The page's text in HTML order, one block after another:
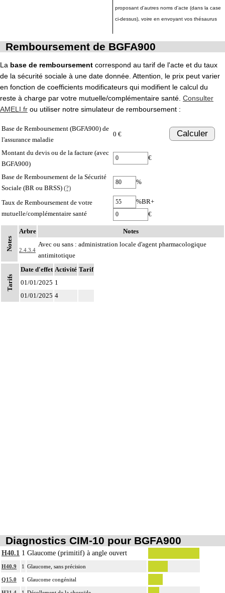
proposant d'autres noms d'acte (dans la case
ci-dessus), voire en envoyant vos thésaurus
Remboursement de BGFA900
La base de remboursement correspond au tarif de l'acte et du taux
de la sécurité sociale à une date donnée. Attention, le prix peut varier
en fonction de coefficients modificateurs qui modifient le calcul du
reste à charge par votre mutuelle/complémentaire santé. Consulter
AMELI.fr ou utiliser notre simulateur de remboursement :
Base de Remboursement (BGFA900) de
l'assurance maladie
0 € Calculer
Montant du devis ou de la facture (avec
BGFA900)
€
Base de Remboursement de la Sécurité
Sociale (BR ou BRSS) (?)
%
Taux de Remboursement de votre
mutuelle/complémentaire santé
%BR+
€
Notes
Arbre Notes
2.4.3.4
Avec ou sans : administration locale d'agent pharmacologique
antimitotique
Tarifs
Date d'effet Activité Tarif
01/01/2025 1
01/01/2025 4
Diagnostics CIM-10 pour BGFA900
H40.1 1 Glaucome (primitif) à angle ouvert
H40.9 1 Glaucome, sans précision
Q15.0 1 Glaucome congénital